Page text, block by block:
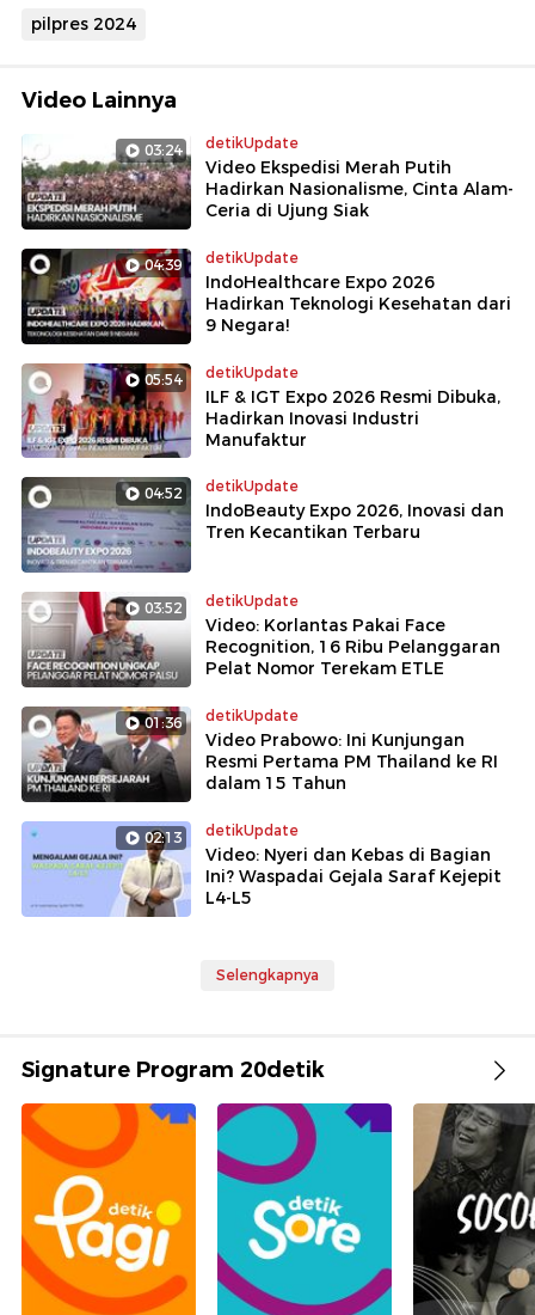
pilpres 2024
Video Lainnya
03:24 detikUpdate
Video Ekspedisi Merah Putih
Hadirkan Nasionalisme, Cinta Alam-
Ceria di Ujung Siak
04:39 detikUpdate
IndoHealthcare Expo 2026
Hadirkan Teknologi Kesehatan dari
9 Negara!
05:54 detikUpdate
ILF & IGT Expo 2026 Resmi Dibuka,
Hadirkan Inovasi Industri
Manufaktur
04:52 detikUpdate
IndoBeauty Expo 2026, Inovasi dan
Tren Kecantikan Terbaru
03:52 detikUpdate
Video: Korlantas Pakai Face
Recognition, 16 Ribu Pelanggaran
Pelat Nomor Terekam ETLE
01:36 detikUpdate
Video Prabowo: Ini Kunjungan
Resmi Pertama PM Thailand ke RI
dalam 15 Tahun
02:13 detikUpdate
Video: Nyeri dan Kebas di Bagian
Ini? Waspadai Gejala Saraf Kejepit
L4-L5
Selengkapnya
Signature Program 20detik